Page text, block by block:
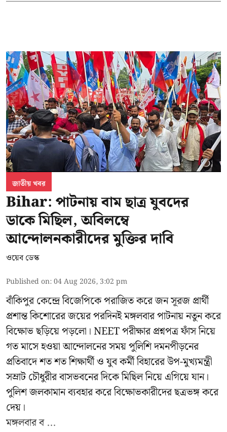
জাতীয় খবর
Bihar: পাটনায় বাম ছাত্র যুবদের
ডাকে মিছিল, অবিলম্বে
আন্দোলনকারীদের মুক্তির দাবি
ওয়েব ডেস্ক
Published on:04 Aug 2026, 3:02 pm
বাঁকিপুর কেন্দ্রে বিজেপিকে পরাজিত করে জন সূরজ প্রার্থী
প্রশান্ত কিশোরের জয়ের পরদিনই মঙ্গলবার পাটনায় নতুন করে
বিক্ষোভ ছড়িয়ে পড়লো। NEET পরীক্ষার প্রশ্নপত্র ফাঁস নিয়ে
গত মাসে হওয়া আন্দোলনের সময় পুলিশি দমনপীড়নের
প্রতিবাদে শত শত শিক্ষার্থী ও যুব কর্মী বিহারের উপ-মুখ্যমন্ত্রী
সম্রাট চৌধুরীর বাসভবনের দিকে মিছিল নিয়ে এগিয়ে যান।
পুলিশ জলকামান ব্যবহার করে বিক্ষোভকারীদের ছত্রভঙ্গ করে
দেয়।
মঙ্গলবার ব ...